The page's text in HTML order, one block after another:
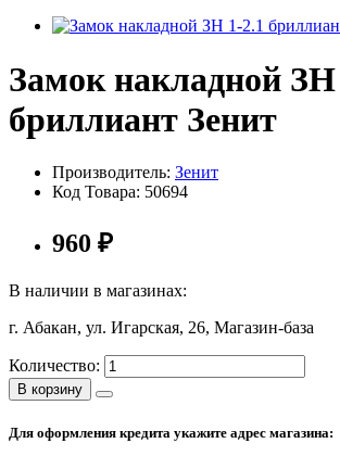
Строительные товары
Полезные статьи
Замок накладной ЗН
бриллиант Зенит
Производитель: Зенит
Код Товара: 50694
960 ₽
В наличии в магазинах:
г. Абакан, ул. Игарская, 26, Магазин-база
Количество:
В корзину
Для оформления кредита укажите адрес магазина: